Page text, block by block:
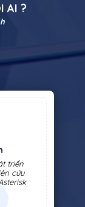
AI ?
triển
cứu